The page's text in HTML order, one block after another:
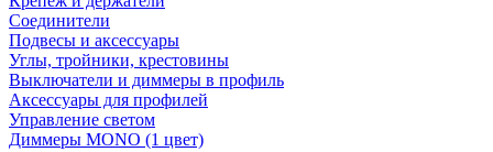
Соединители
Подвесы и аксессуары
Углы, тройники, крестовины
Выключатели и диммеры в профиль
Аксессуары для профилей
Управление светом
Диммеры MONO (1 цвет)